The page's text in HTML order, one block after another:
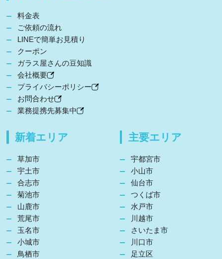
料金表
ご依頼の流れ
LINEで簡単お見積り
クーポン
ガラス屋さんの豆知識
会社概要
プライバシーポリシー
お問合わせ
業務提携先募集中
新着エリア
草加市
宇土市
合志市
菊池市
山鹿市
荒尾市
玉名市
小城市
鳥栖市
主要エリア
宇都宮市
小山市
仙台市
つくば市
水戸市
川越市
さいたま市
川口市
足立区